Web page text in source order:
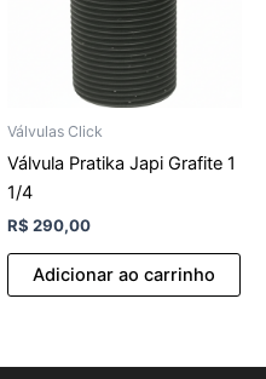
Válvulas Click
Válvula Pratika Japi Grafite 1
1/4
R$ 290,00
Adicionar ao carrinho